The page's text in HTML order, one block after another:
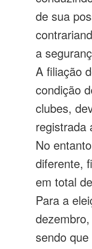
de sua
a
A filiação
condição
clubes,
registrada
No
diferente,
em total
Para a
sendo